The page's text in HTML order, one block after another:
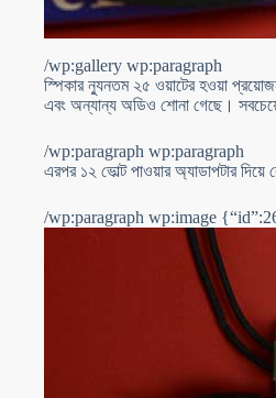
/wp:gallery wp:paragraph
স্পিকার ন্যুনতম ২৫ ওয়াটের হওয়া
এবং অন্যান্য অডিও শোনা গেছে।
/wp:paragraph wp:paragraph
এরপর ১২ ভোল্ট পাওয়ার অ্যাডাপটার দিয়ে
/wp:paragraph wp:image